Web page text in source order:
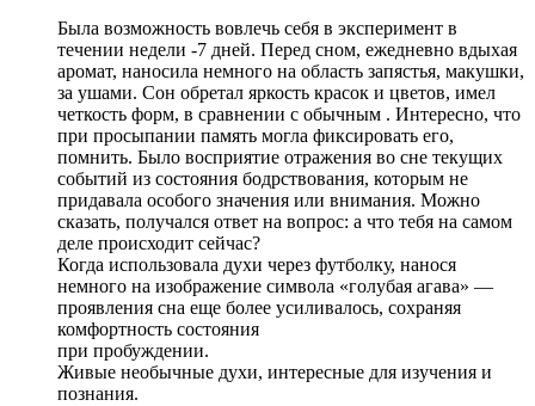
Была возможность вовлечь себя в эксперимент в
течении недели -7 дней. Перед сном, ежедневно вдыхая
аромат, наносила немного на область запястья, макушки,
за ушами. Сон обретал яркость красок и цветов, имел
четкость форм, в сравнении с обычным . Интересно, что
при просыпании память могла фиксировать его,
помнить. Было восприятие отражения во сне текущих
событий из состояния бодрствования, которым не
придавала особого значения или внимания. Можно
сказать, получался ответ на вопрос: а что тебя на самом
деле происходит сейчас?
Когда использовала духи через футболку, нанося
немного на изображение символа «голубая агава» —
проявления сна еще более усиливалось, сохраняя
комфортность состояния
при пробуждении.
Живые необычные духи, интересные для изучения и
познания.